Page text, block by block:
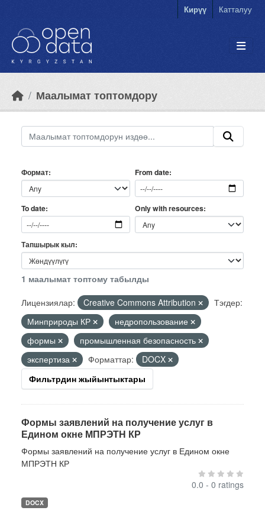
Кирүү Катталуу
Маалымат топтомдору
Формат From date
To date Only with resources
Тапшырык кыл
1 маалымат топтому табылды
Лицензиялар:
Creative Commons Attribution
Тэгдер:
Минприроды КР
недропользование
формы
промышленная безопасность
экспертиза
Форматтар:
DOCX
Фильтрдин жыйынтыктары
Формы заявлений на получение услуг в
Едином окне МПРЭТН КР
Формы заявлений на получение услуг в Едином окне
МПРЭТН КР
0.0 - 0 ratings
DOCX